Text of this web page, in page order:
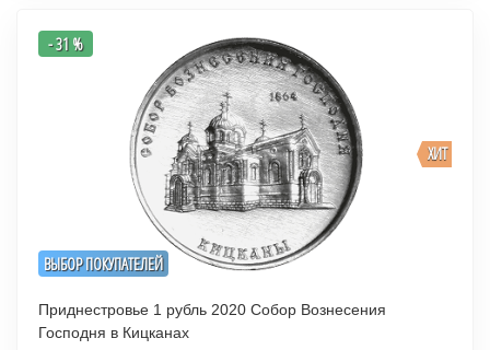
ВЫБОР ПОКУПАТЕЛЕЙ
ХИТ
- 31 %
Приднестровье 1 рубль 2020 Собор Вознесения
Господня в Кицканах